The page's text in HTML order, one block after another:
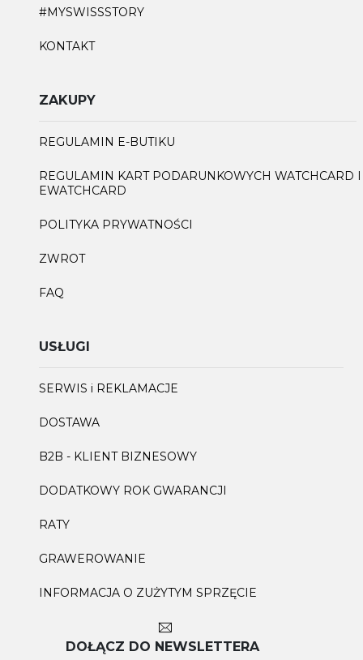
#MYSWISSSTORY
KONTAKT
ZAKUPY
REGULAMIN E-BUTIKU
REGULAMIN KART PODARUNKOWYCH WATCHCARD I
EWATCHCARD
POLITYKA PRYWATNOŚCI
ZWROT
FAQ
USŁUGI
SERWIS i REKLAMACJE
DOSTAWA
B2B - KLIENT BIZNESOWY
DODATKOWY ROK GWARANCJI
RATY
GRAWEROWANIE
INFORMACJA O ZUŻYTYM SPRZĘCIE
DOŁĄCZ DO NEWSLETTERA